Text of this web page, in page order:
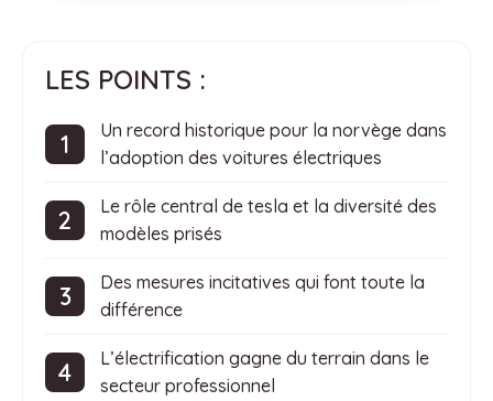
LES POINTS :
Un record historique pour la norvège dans
l’adoption des voitures électriques
Le rôle central de tesla et la diversité des
modèles prisés
Des mesures incitatives qui font toute la
différence
L’électrification gagne du terrain dans le
secteur professionnel